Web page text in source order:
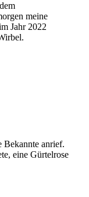
meine
Jahr 2022
Bekannte anrief.
eine Gürtelrose